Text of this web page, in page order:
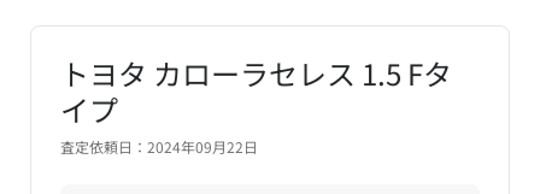
トヨタ カローラセレス 1.5 Fタ
イプ
査定依頼日：2024年09月22日